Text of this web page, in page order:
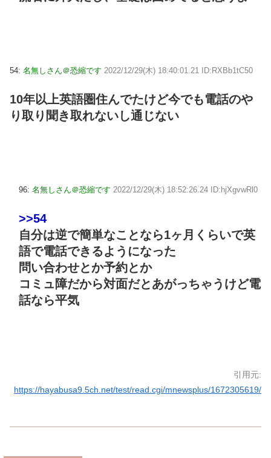
54: 名無しさん＠恐縮です 2022/12/29(木) 18:40:01.21 ID:RXBb1tC50
10年以上英語圏住んでたけど今でも電話のや
り取り聞き取れないし通じない
96: 名無しさん＠恐縮です 2022/12/29(木) 18:52:26.24 ID:hjXgvwRl0
>>54
自分は逆で簡単なことなら1ヶ月くらいで英
語で電話できるようになった
問い合わせとか予約とか
コミュ障だから対面だとあがっちゃうけど電
話なら平気
引用元:
https://hayabusa9.5ch.net/test/read.cgi/mnewsplus/1672305619/